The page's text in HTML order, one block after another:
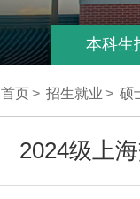
本科生
首页> 招生就业 > 硕
2024级上